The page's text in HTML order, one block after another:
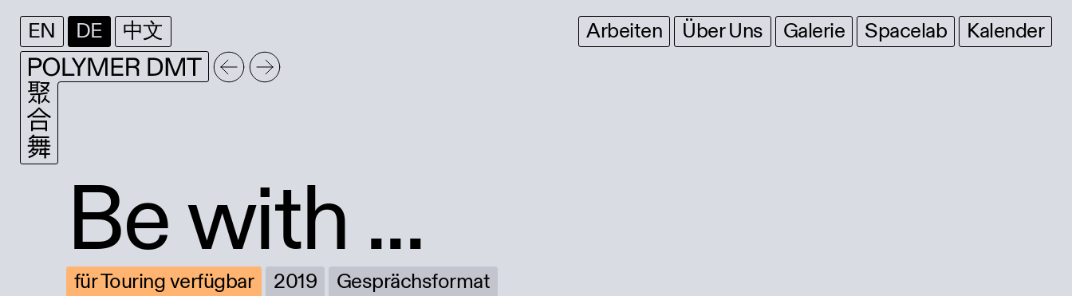
EN DE 中文 Arbeiten Über Uns Galerie Spacelab Kalender
Be with ...
für Touring verfügbar 2019 Gesprächsformat